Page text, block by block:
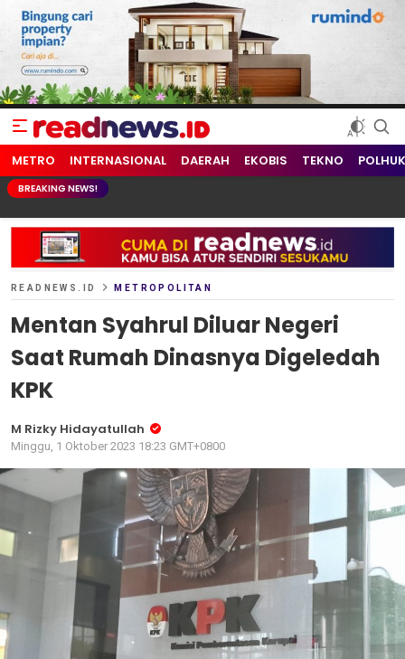
readnews.id
Berita Terkini, Update Terbaru Hari ini dari Indonesia dan Dunia
METRO INTERNASIONAL DAERAH EKOBIS TEKNO
BREAKING NEWS!
READNEWS.ID METROPOLITAN
Mentan Syahrul Diluar Negeri
Saat Rumah Dinasnya Digeledah
KPK
M Rizky Hidayatullah
Minggu, 1 Oktober 2023 18:23 GMT+0800